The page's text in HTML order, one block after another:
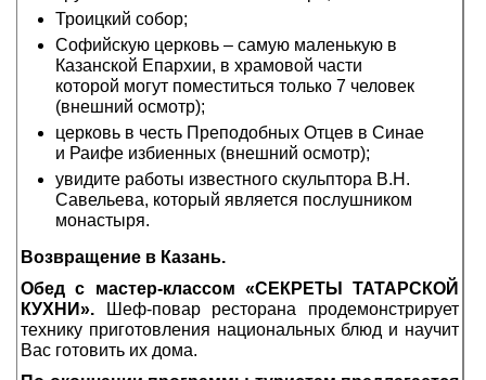
Троицкий собор;
Софийскую церковь – самую маленькую в
Казанской Епархии, в храмовой части
которой могут поместиться только 7 человек
(внешний осмотр);
церковь в честь Преподобных Отцев в Синае
и Раифе избиенных (внешний осмотр);
увидите работы известного скульптора В.Н.
Савельева, который является послушником
монастыря.
Возвращение в Казань.
Обед с мастер-классом «СЕКРЕТЫ ТАТАРСКОЙ
КУХНИ».
Шеф-повар ресторана продемонстрирует
технику приготовления национальных блюд и научит
Вас готовить их дома.